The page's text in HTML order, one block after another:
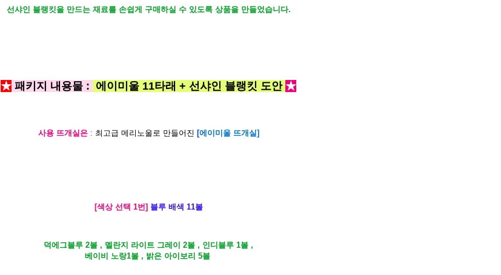
선샤인 블랭킷을 만드는 재료를 손쉽게 구매하실 수 있도록 상품을 만들었습니다.
★ 패키지 내용물 : 에이미울 11타래 + 선샤인 블랭킷 도안 ★
사용 뜨개실은: 최고급 메리노울로 만들어진 [에이미울 뜨개실]
[색상 선택 1번] 블루 배색 11볼
덕에그블루 2볼 , 멜란지 라이트 그레이 2볼 , 인디블루 1볼 ,
베이비 노랑1볼 , 밝은 아이보리 5볼